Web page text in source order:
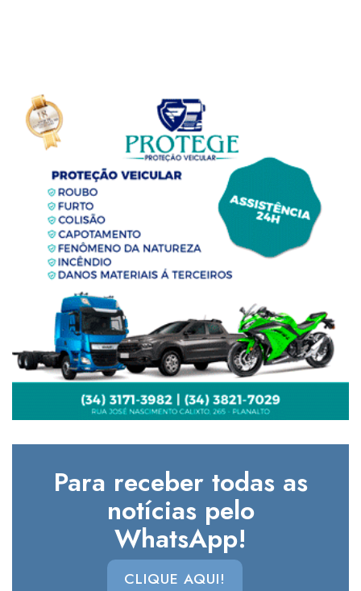
Para receber todas as
notícias pelo
WhatsApp!
CLIQUE AQUI!